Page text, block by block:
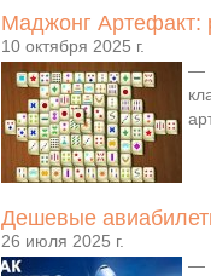
Маджонг Артефакт:
10 октября 2025 г.
—
Дешевые
26 июля 2025 г.
—